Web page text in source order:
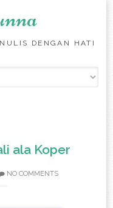
DENGAN HATI
ala Koper
NO COMMENTS